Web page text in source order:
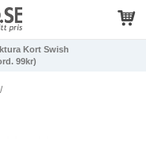
Kort Swish
99kr)
/